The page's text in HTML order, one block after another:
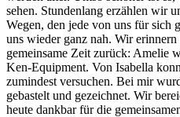
sehen. Stundenlang erzählen wir
Wegen, den jede von uns für sich
uns wieder ganz nah. Wir
gemeinsame Zeit zurück: Amelie
Ken-Equipment. Von Isabella
zumindest versuchen. Bei mir
gebastelt und gezeichnet. Wir
heute dankbar für die